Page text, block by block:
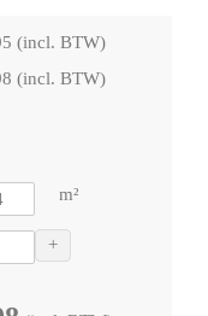
(incl. BTW)
(incl. BTW)
m²
+